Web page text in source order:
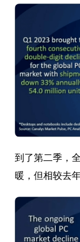
到了第二季，
暖，但相较去